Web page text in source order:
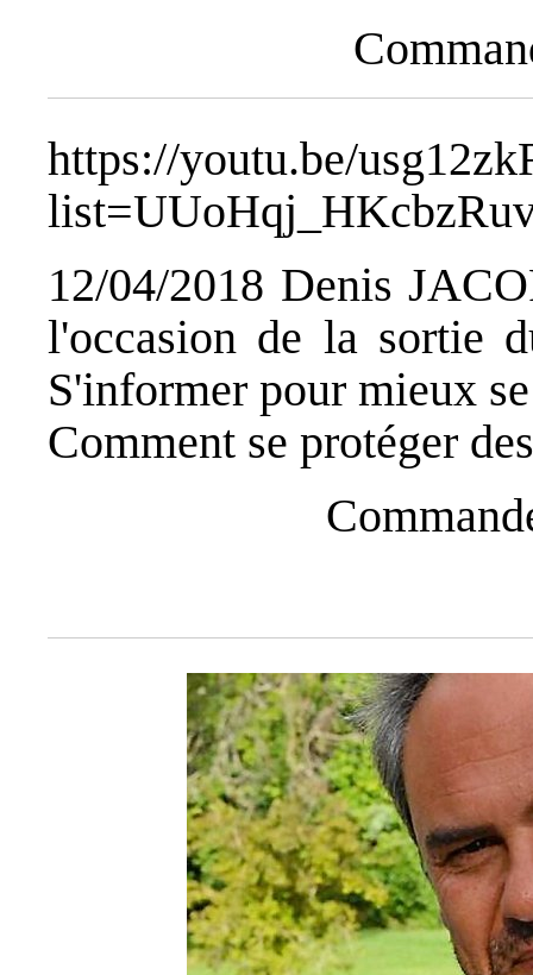
https://youtu.be/
12/04/2018 Denis
l'occasion de la sortie
S'informer pour mieux
Comment se protéger